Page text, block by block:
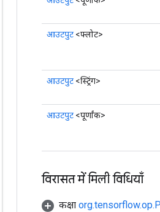
आउटपुट <फ्लोट>
आउटपुट <स्ट्रिंग>
आउटपुट <पूर्णांक>
विरासत में मिली विधियाँ
कक्षा